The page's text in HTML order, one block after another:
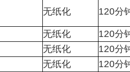
无纸化 120分
无纸化
120分
无纸化 120分
无纸化
120分